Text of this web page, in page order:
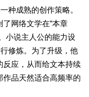
成熟的创作策略。
了网络文学在“本章
小说主人公的能力设
修炼。为了升级，他
反应，从而给文本持续
品天然适合高频率的